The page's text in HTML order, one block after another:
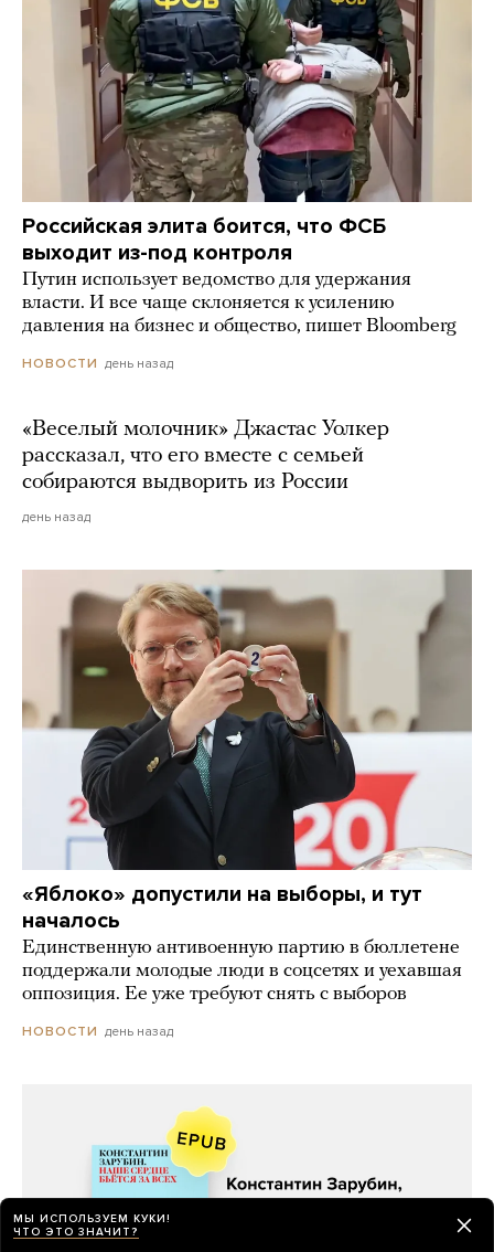
Российская элита боится, что ФСБ
выходит из-под контроля
Путин использует ведомство для удержания
власти. И все чаще склоняется к усилению
давления на бизнес и общество, пишет Bloomberg
НОВОСТИ день назад
«Веселый молочник» Джастас Уолкер
рассказал, что его вместе с семьей
собираются выдворить из России
день назад
«Яблоко» допустили на выборы, и тут
началось
Единственную антивоенную партию в бюллетене
поддержали молодые люди в соцсетях и уехавшая
оппозиция. Ее уже требуют снять с выборов
НОВОСТИ день назад
МЫ ИСПОЛЬЗУЕМ КУКИ!
ЧТО ЭТО ЗНАЧИТ?